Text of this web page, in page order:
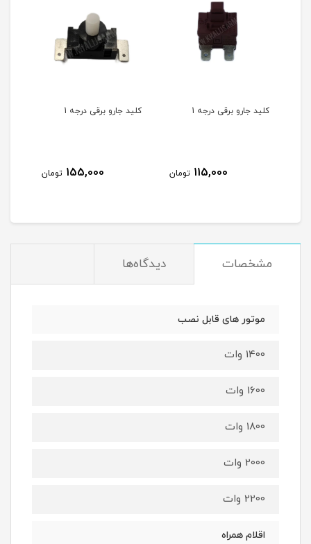
کلید جارو برقی درجه 1
115,000 تومان
کلید جارو برقی درجه 1
155,000 تومان
مشخصات دیدگاه‌ها
موتور های قابل نصب
1400 وات
1600 وات
1800 وات
2000 وات
2200 وات
اقلام همراه